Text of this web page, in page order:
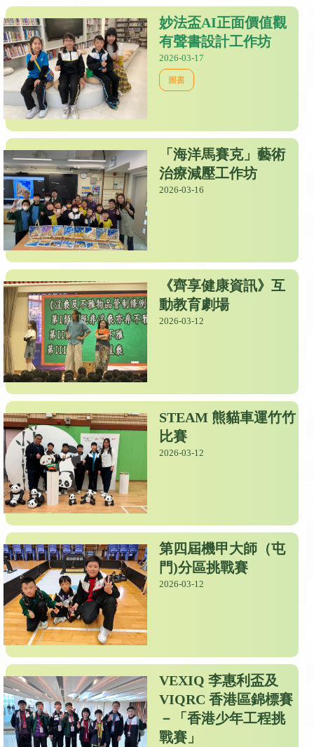
妙法盃AI正面價值觀
有聲書設計工作坊
2026-03-17
圖書
「海洋馬賽克」藝術
治療減壓工作坊
2026-03-16
《齊享健康資訊》互
動教育劇場
2026-03-12
STEAM 熊貓車運竹竹
比賽
2026-03-12
第四屆機甲大師（屯
門)分區挑戰賽
2026-03-12
VEXIQ 李惠利盃及
VIQRC 香港區錦標賽
－「香港少年工程挑
戰賽」